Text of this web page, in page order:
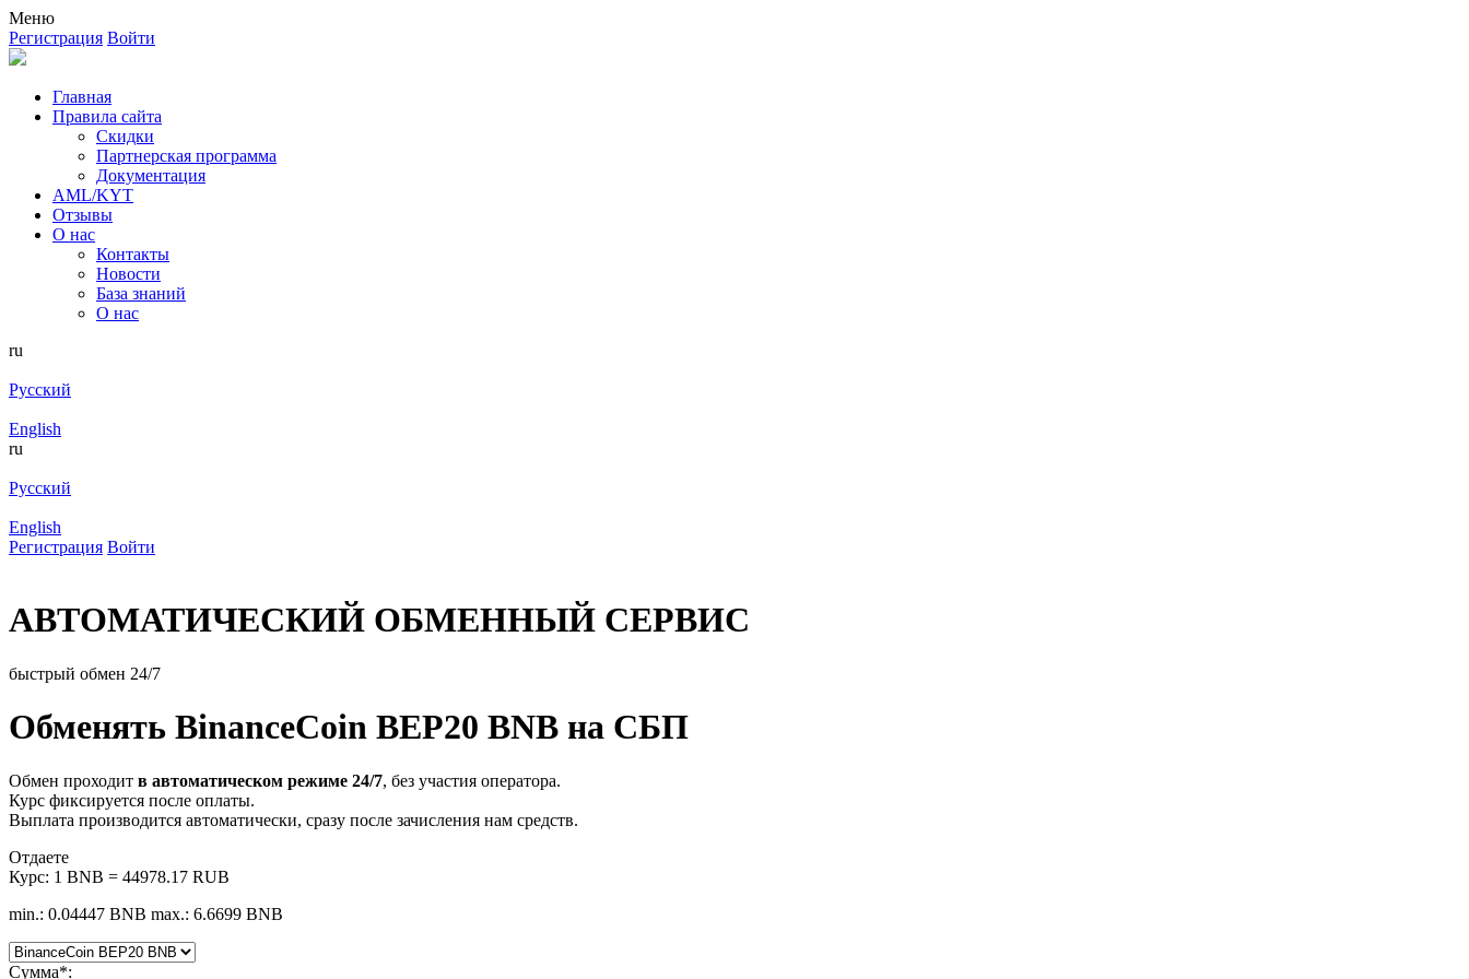
Меню
Регистрация Войти
Главная
Правила сайта
Скидки
Партнерская программа
Документация
AML/KYT
Отзывы
О нас
Контакты
Новости
База знаний
О нас
ru
Русский
English
ru
Русский
English
Регистрация Войти
АВТОМАТИЧЕСКИЙ ОБМЕННЫЙ СЕРВИС
быстрый обмен 24/7
Обменять BinanceCoin BEP20 BNB на СБП
Обмен проходит в автоматическом режиме 24/7, без участия оператора.
Курс фиксируется после оплаты.
Выплата производится автоматически, сразу после зачисления нам средств.
Отдаете
Курс: 1 BNB = 44978.17 RUB
min.: 0.04447 BNB max.: 6.6699 BNB
Сумма*: